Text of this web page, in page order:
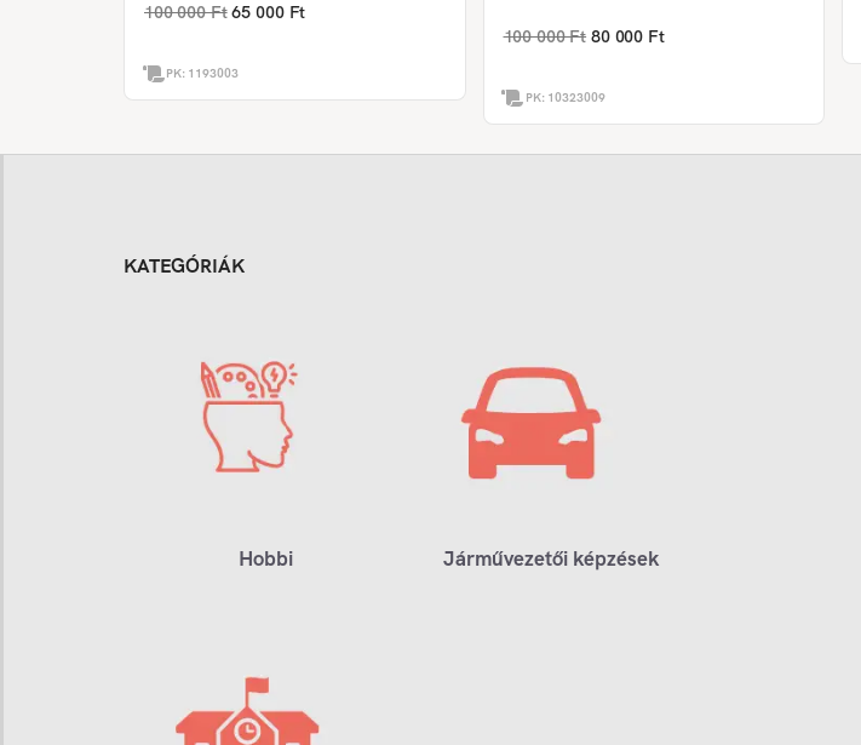
100 000 Ft 65 000 Ft
PK: 1193003
100 000 Ft 80 000 Ft
PK: 10323009
KATEGÓRIÁK
Hobbi Járművezetői képzések